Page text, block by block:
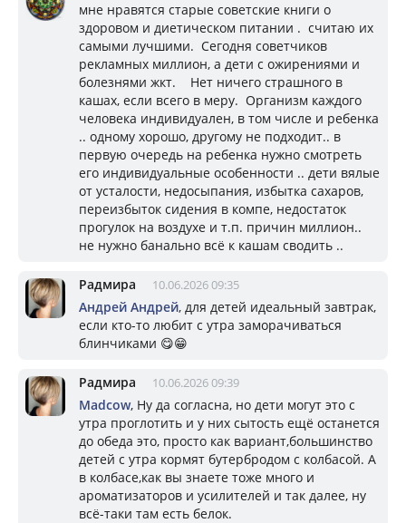
мне нравятся старые советские книги о
здоровом и диетическом питании . считаю их
самыми лучшими. Сегодня советчиков
рекламных миллион, а дети с ожирениями и
болезнями жкт. Нет ничего страшного в
кашах, если всего в меру. Организм каждого
человека индивидуален, в том числе и ребенка
.. одному хорошо, другому не подходит.. в
первую очередь на ребенка нужно смотреть
его индивидуальные особенности .. дети вялые
от усталости, недосыпания, избытка сахаров,
переизбыток сидения в компе, недостаток
прогулок на воздухе и т.п. причин миллион..
не нужно банально всё к кашам сводить ..
Радмира 10.06.2026 09:35
Андрей Андрей, для детей идеальный завтрак,
если кто-то любит с утра заморачиваться
блинчиками 😋😁
Радмира 10.06.2026 09:39
Madcow, Ну да согласна, но дети могут это с
утра проглотить и у них сытость ещё останется
до обеда это, просто как вариант,большинство
детей с утра кормят бутербродом с колбасой. А
в колбасе,как вы знаете тоже много и
ароматизаторов и усилителей и так далее, ну
всё-таки там есть белок.